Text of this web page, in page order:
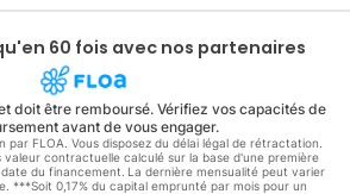
60 fois avec nos partenaires
doit être remboursé. Vérifiez vos capacités de
avant de vous engager.
par FLOA. Vous disposez du délai légal de rétractation.
contractuelle calculé sur la base d'une première
du financement. La dernière mensualité peut varier
***Soit 0,17% du capital emprunté par mois pour un